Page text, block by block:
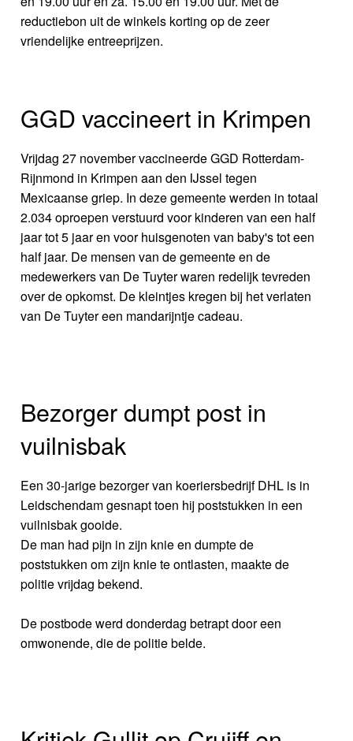
reductiebon uit de winkels korting op de zeer
vriendelijke entreeprijzen.
GGD vaccineert in Krimpen
Vrijdag 27 november vaccineerde GGD Rotterdam-
Rijnmond in Krimpen aan den IJssel tegen
Mexicaanse griep. In deze gemeente werden in totaal
2.034 oproepen verstuurd voor kinderen van een half
jaar tot 5 jaar en voor huisgenoten van baby's tot een
half jaar. De mensen van de gemeente en de
medewerkers van De Tuyter waren redelijk tevreden
over de opkomst. De kleintjes kregen bij het verlaten
van De Tuyter een mandarijntje cadeau.
Bezorger dumpt post in
vuilnisbak
Een 30-jarige bezorger van koeriersbedrijf DHL is in
Leidschendam gesnapt toen hij poststukken in een
vuilnisbak gooide.
De man had pijn in zijn knie en dumpte de
poststukken om zijn knie te ontlasten, maakte de
politie vrijdag bekend.
De postbode werd donderdag betrapt door een
omwonende, die de politie belde.